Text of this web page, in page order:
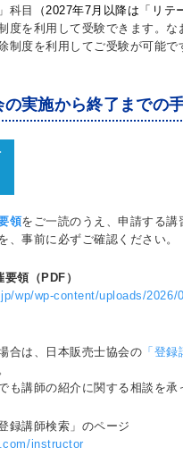
科目
（2027年7月以降は「リテ
度を利用して受験できます。な
制度を利用してご受験が可能で
の実施から終了までの
領をご一読のうえ、申請する講
、事前に必ずご確認ください。
領（PDF）
wp/wp-content/uploads/2026/
合は、日本販売士協会の 「登録
も講師の紹介に関する相談を承
録講師検索」のページ
instructor